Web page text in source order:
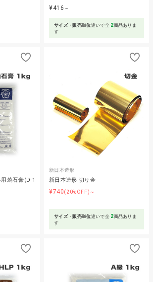
¥416 ～
サイズ・販売単位違いで全 2商品ありま
す
焼石膏(D-1
新日本造形
新日本造形 切り金
¥740(20%OFF)～
サイズ・販売単位違いで全 2商品ありま
す